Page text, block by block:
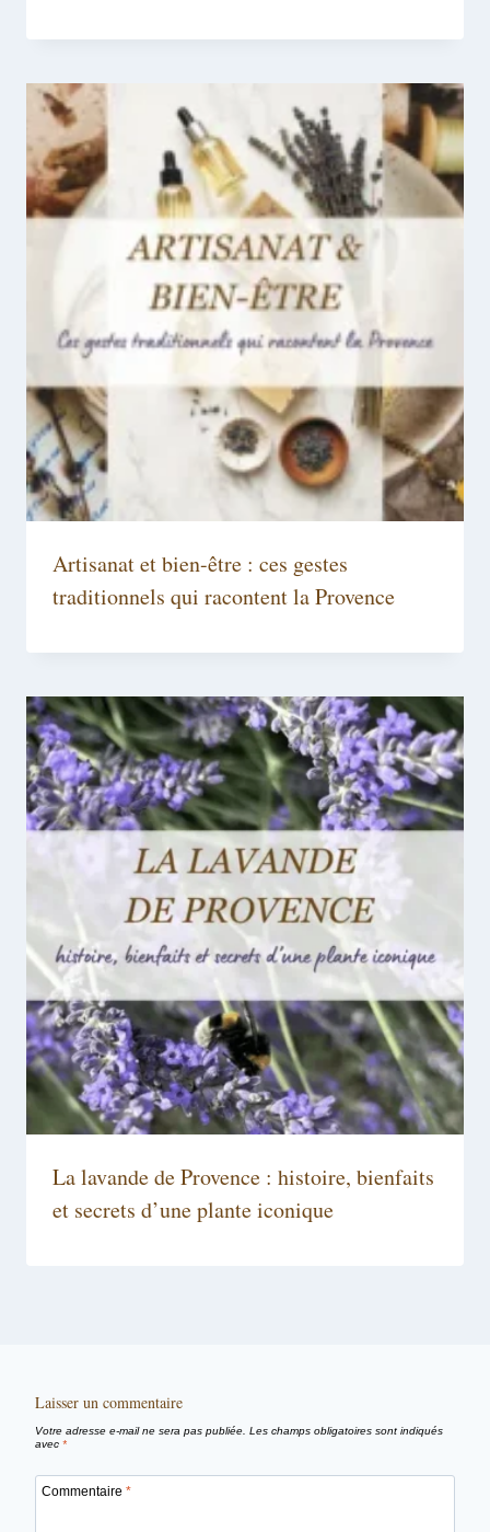
Artisanat et bien-être : ces gestes
traditionnels qui racontent la Provence
La lavande de Provence : histoire, bienfaits
et secrets d’une plante iconique
Laisser un commentaire
Votre adresse e-mail ne sera pas publiée. Les champs obligatoires sont indiqués
avec *
Commentaire *